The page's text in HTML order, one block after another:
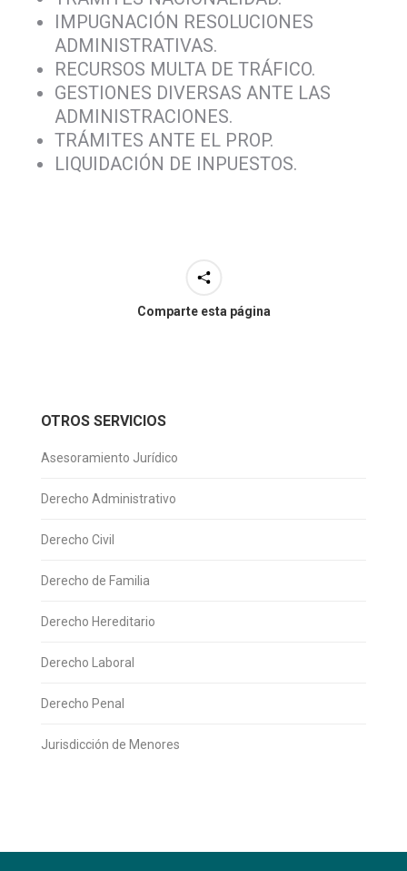
IMPUGNACIÓN RESOLUCIONES
ADMINISTRATIVAS.
RECURSOS MULTA DE TRÁFICO.
GESTIONES DIVERSAS ANTE LAS
ADMINISTRACIONES.
TRÁMITES ANTE EL PROP.
LIQUIDACIÓN DE INPUESTOS.
Comparte esta página
OTROS SERVICIOS
Asesoramiento Jurídico
Derecho Administrativo
Derecho Civil
Derecho de Familia
Derecho Hereditario
Derecho Laboral
Derecho Penal
Jurisdicción de Menores